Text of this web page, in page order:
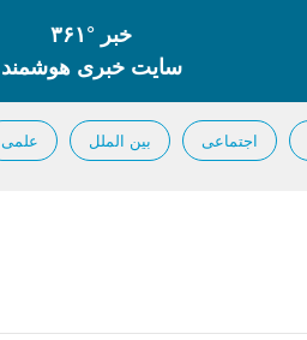
خبر °۳۶۱
سایت خبری هوشمند
اجتماعی بین الملل علمی